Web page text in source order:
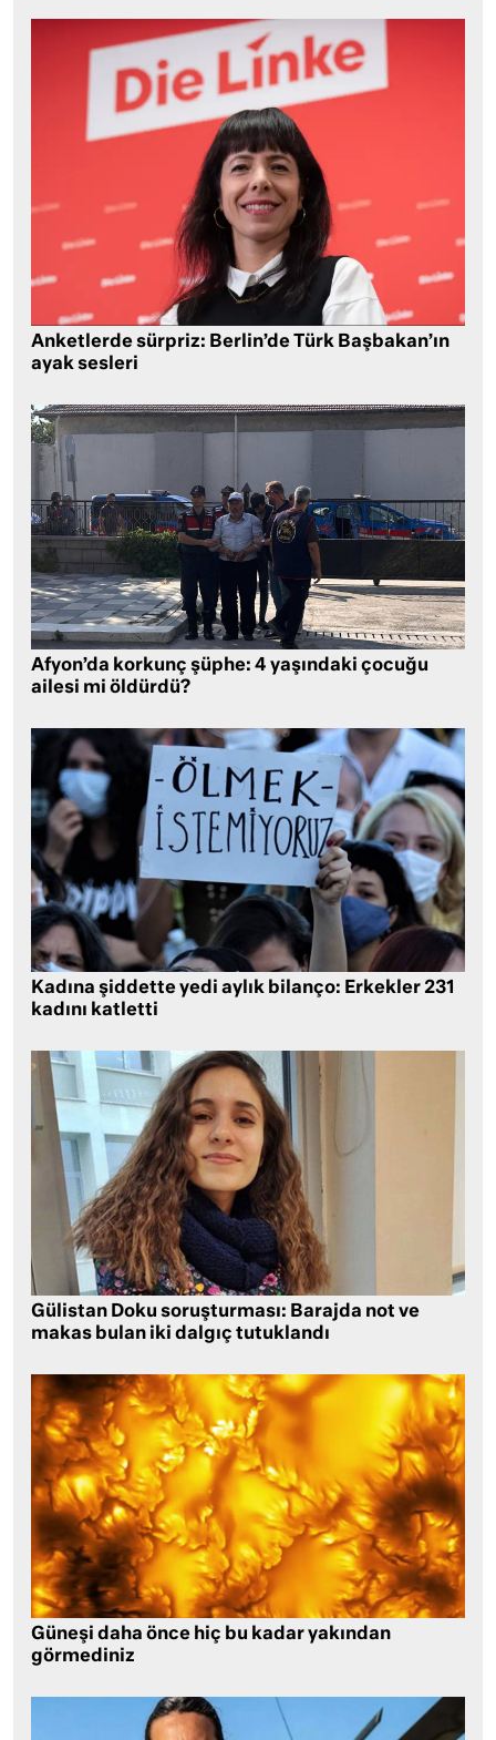
Anketlerde sürpriz: Berlin’de Türk Başbakan’ın
ayak sesleri
Afyon’da korkunç şüphe: 4 yaşındaki çocuğu
ailesi mi öldürdü?
Kadına şiddette yedi aylık bilanço: Erkekler 231
kadını katletti
Gülistan Doku soruşturması: Barajda not ve
makas bulan iki dalgıç tutuklandı
Güneşi daha önce hiç bu kadar yakından
görmediniz